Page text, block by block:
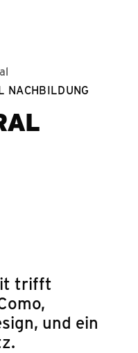
NACHBILDUNG
trifft
und ein